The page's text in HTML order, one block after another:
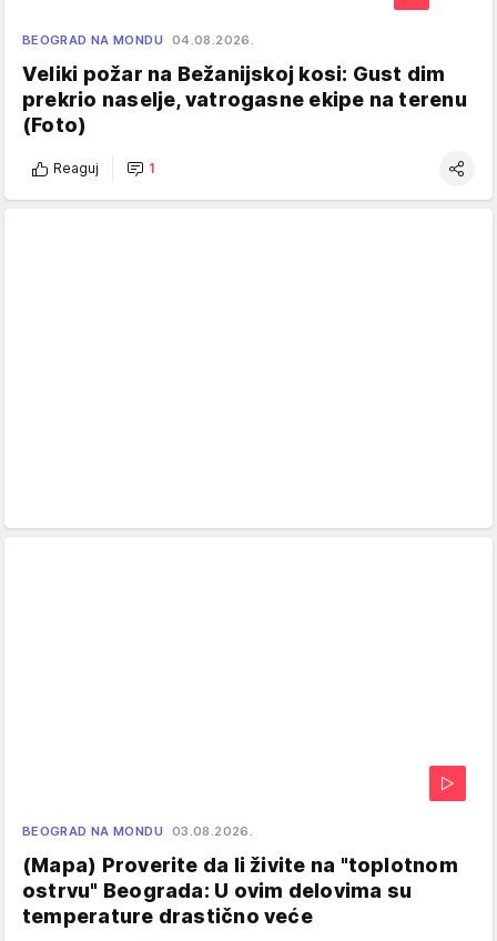
BEOGRAD NA MONDU 04.08.2026.
Veliki požar na Bežanijskoj kosi: Gust dim
prekrio naselje, vatrogasne ekipe na terenu
(Foto)
Reaguj 1
BEOGRAD NA MONDU 03.08.2026.
(Mapa) Proverite da li živite na "toplotnom
ostrvu" Beograda: U ovim delovima su
temperature drastično veće